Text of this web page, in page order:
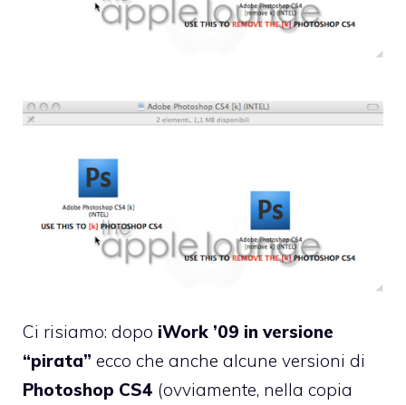
Ci risiamo: dopo iWork ’09 in versione
“pirata” ecco che anche alcune versioni di
Photoshop CS4 (ovviamente, nella copia